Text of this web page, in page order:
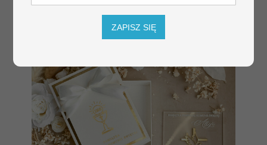
pamiątka z pierwszych lat życia
ZAPISZ SIĘ